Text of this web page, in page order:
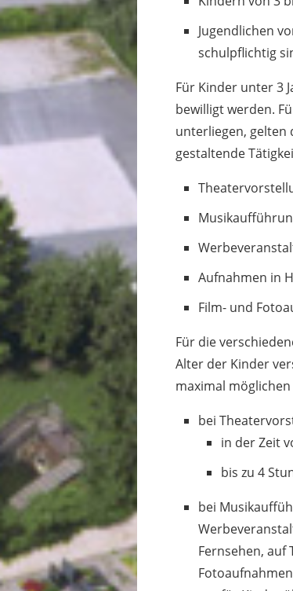
Jugendlichen
schulpflichtig
Für Kinder unter 3
bewilligt werden.
unterliegen, gelten
gestaltende
Aufnahmen in
Film- und
Für die
Alter der Kinder
maximal
bei
in der Zeit
bis zu 4
bei
Fernsehen, auf